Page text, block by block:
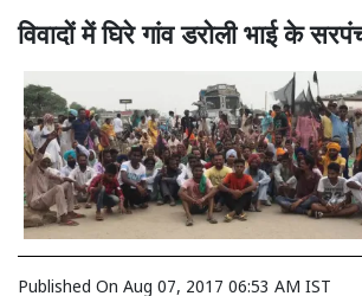
विवादों में घिरे गांव डरोली भाई के
Published On Aug 07, 2017 06:53 AM IST